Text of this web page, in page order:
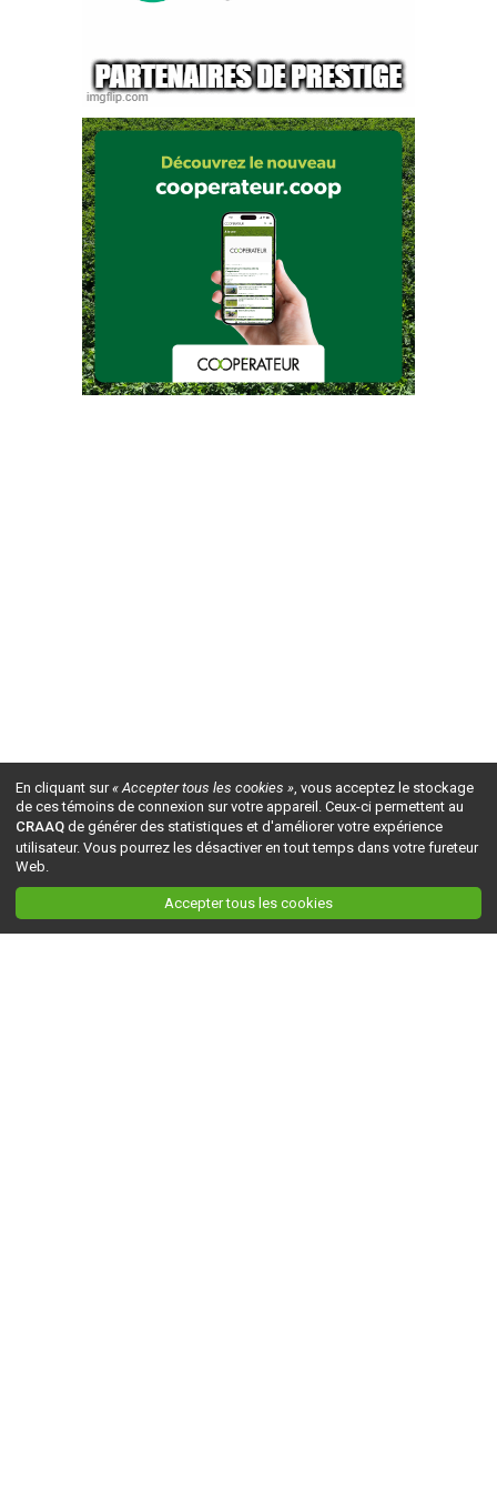
En cliquant sur« Accepter tous les cookies », vous acceptez le stockage
de ces témoins de connexion sur votre appareil. Ceux-ci permettent au
CRAAQ de générer des statistiques et d'améliorer votre expérience
utilisateur. Vous pourrez les désactiver en tout temps dans votre fureteur
Web.
Accepter tous les cookies